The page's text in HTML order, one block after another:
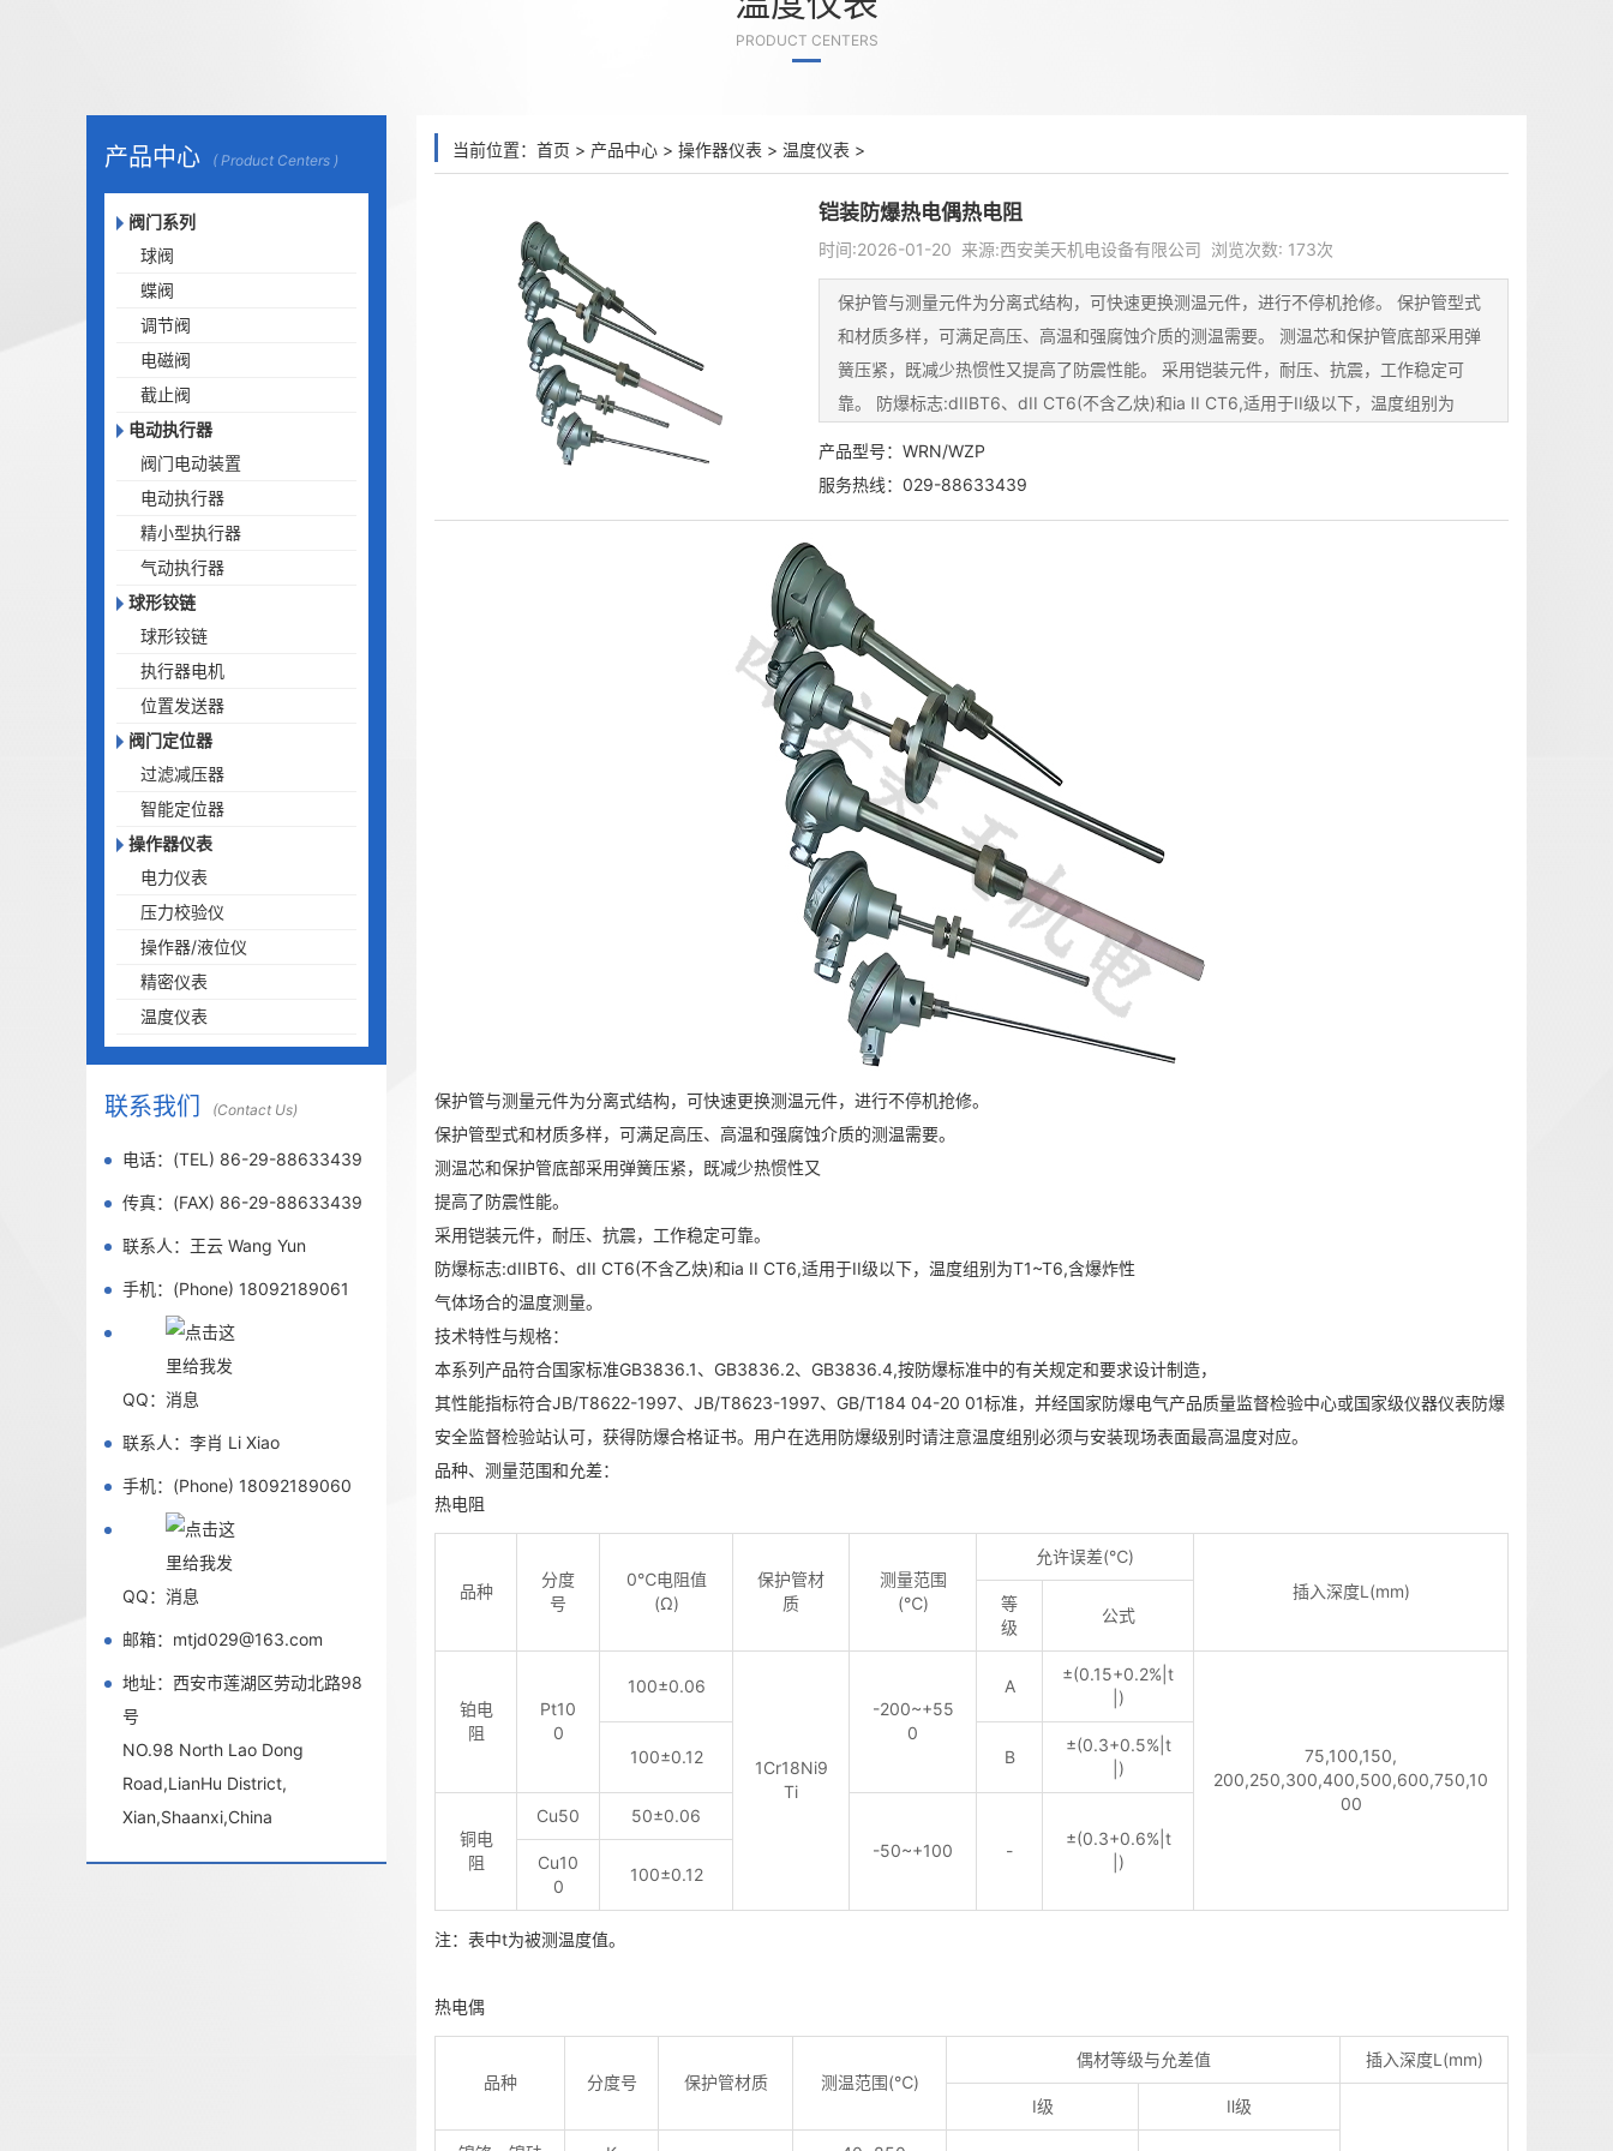
PRODUCT CENTERS
产品中心 ( Product Centers )
阀门系列
球阀
蝶阀
调节阀
电磁阀
截止阀
电动执行器
阀门电动装置
电动执行器
精小型执行器
气动执行器
球形铰链
球形铰链
执行器电机
位置发送器
阀门定位器
过滤减压器
智能定位器
操作器仪表
电力仪表
压力校验仪
操作器/液位仪
精密仪表
温度仪表
联系我们 (Contact Us)
电话：(TEL) 86-29-88633439
传真：(FAX) 86-29-88633439
联系人：王云 Wang Yun
手机：(Phone) 18092189061
QQ：
联系人：李肖 Li Xiao
手机：(Phone) 18092189060
QQ：
邮箱：mtjd029@163.com
地址：西安市莲湖区劳动北路98
号
NO.98 North Lao Dong
Road,LianHu District,
Xian,Shaanxi,China
当前位置： 首页 > 产品中心 > 操作器仪表 > 温度仪表 >
铠装防爆热电偶热电阻
时间:2026-01-20 来源:西安美天机电设备有限公司 浏览次数: 173次
保护管与测量元件为分离式结构，可快速更换测温元件，进行不停机抢修。 保护管型式
和材质多样，可满足高压、高温和强腐蚀介质的测温需要。 测温芯和保护管底部采用弹
簧压紧，既减少热惯性又提高了防震性能。 采用铠装元件，耐压、抗震，工作稳定可
靠。 防爆标志:dIIBT6、dII CT6(不含乙炔)和ia II CT6,适用于II级以下，温度组别为
产品型号：WRN/WZP
服务热线：029-88633439
保护管与测量元件为分离式结构，可快速更换测温元件，进行不停机抢修。
保护管型式和材质多样，可满足高压、高温和强腐蚀介质的测温需要。
测温芯和保护管底部采用弹簧压紧，既减少热惯性又
提高了防震性能。
采用铠装元件，耐压、抗震，工作稳定可靠。
防爆标志:dIIBT6、dII CT6(不含乙炔)和ia II CT6,适用于II级以下，温度组别为T1~T6,含爆炸性
气体场合的温度测量。
技术特性与规格：
本系列产品符合国家标准GB3836.1、GB3836.2、GB3836.4,按防爆标准中的有关规定和要求设计制造，
其性能指标符合JB/T8622-1997、JB/T8623-1997、GB/T184 04-20 01标准，并经国家防爆电气产品质量监督检验中心或国家级仪器仪表防爆
安全监督检验站认可，获得防爆合格证书。用户在选用防爆级别时请注意温度组别必须与安装现场表面最高温度对应。
品种、测量范围和允差：
热电阻
品种
分度
号
0℃电阻值
(Ω)
保护管材
质
测量范围
(℃)
允许误差(℃)
插入深度L(mm)
等
级
公式
铂电
阻
Pt10
0
100±0.06
1Cr18Ni9
Ti
-200~+55
0
A
±(0.15+0.2%|t
|)
75,100,150,
200,250,300,400,500,600,750,10
00
100±0.12 B
±(0.3+0.5%|t
|)
铜电
阻
Cu50
50±0.06
-50~+100
-
±(0.3+0.6%|t
|)
Cu10
0
100±0.12
注：表中t为被测温度值。
热电偶
品种 分度号 保护管材质 测温范围(℃)
偶材等级与允差值 插入深度L(mm)
Ⅰ级 Ⅱ级